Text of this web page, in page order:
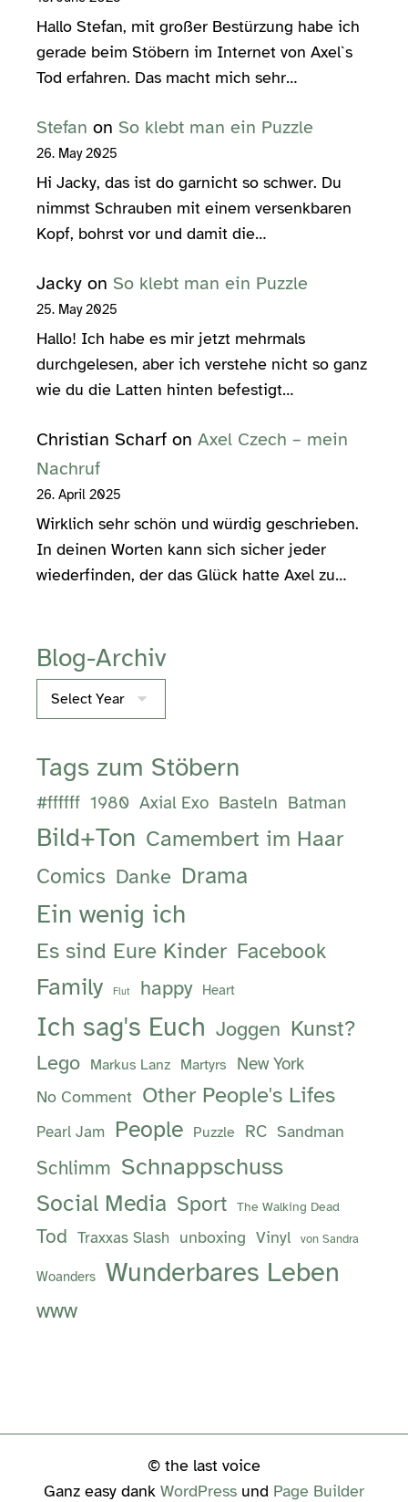
Hallo Stefan, mit großer Bestürzung habe ich
gerade beim Stöbern im Internet von Axel`s
Tod erfahren. Das macht mich sehr…
Stefan on So klebt man ein Puzzle
26. May 2025
Hi Jacky, das ist do garnicht so schwer. Du
nimmst Schrauben mit einem versenkbaren
Kopf, bohrst vor und damit die…
Jacky on So klebt man ein Puzzle
25. May 2025
Hallo! Ich habe es mir jetzt mehrmals
durchgelesen, aber ich verstehe nicht so ganz
wie du die Latten hinten befestigt…
Christian Scharf on Axel Czech – mein
Nachruf
26. April 2025
Wirklich sehr schön und würdig geschrieben.
In deinen Worten kann sich sicher jeder
wiederfinden, der das Glück hatte Axel zu…
Blog-Archiv
Archives
Tags zum Stöbern
#ffffff 1980 Axial Exo Basteln Batman
Bild+Ton Camembert im Haar
Comics Danke Drama
Ein wenig ich
Es sind Eure Kinder Facebook
Family Flut happy Heart
Ich sag's Euch Joggen Kunst?
Lego Markus Lanz Martyrs New York
No Comment Other People's Lifes
Pearl Jam People Puzzle RC Sandman
Schlimm Schnappschuss
Social Media Sport The Walking Dead
Tod Traxxas Slash unboxing Vinyl von Sandra
Woanders Wunderbares Leben
www
© the last voice
Ganz easy dank WordPress und Page Builder